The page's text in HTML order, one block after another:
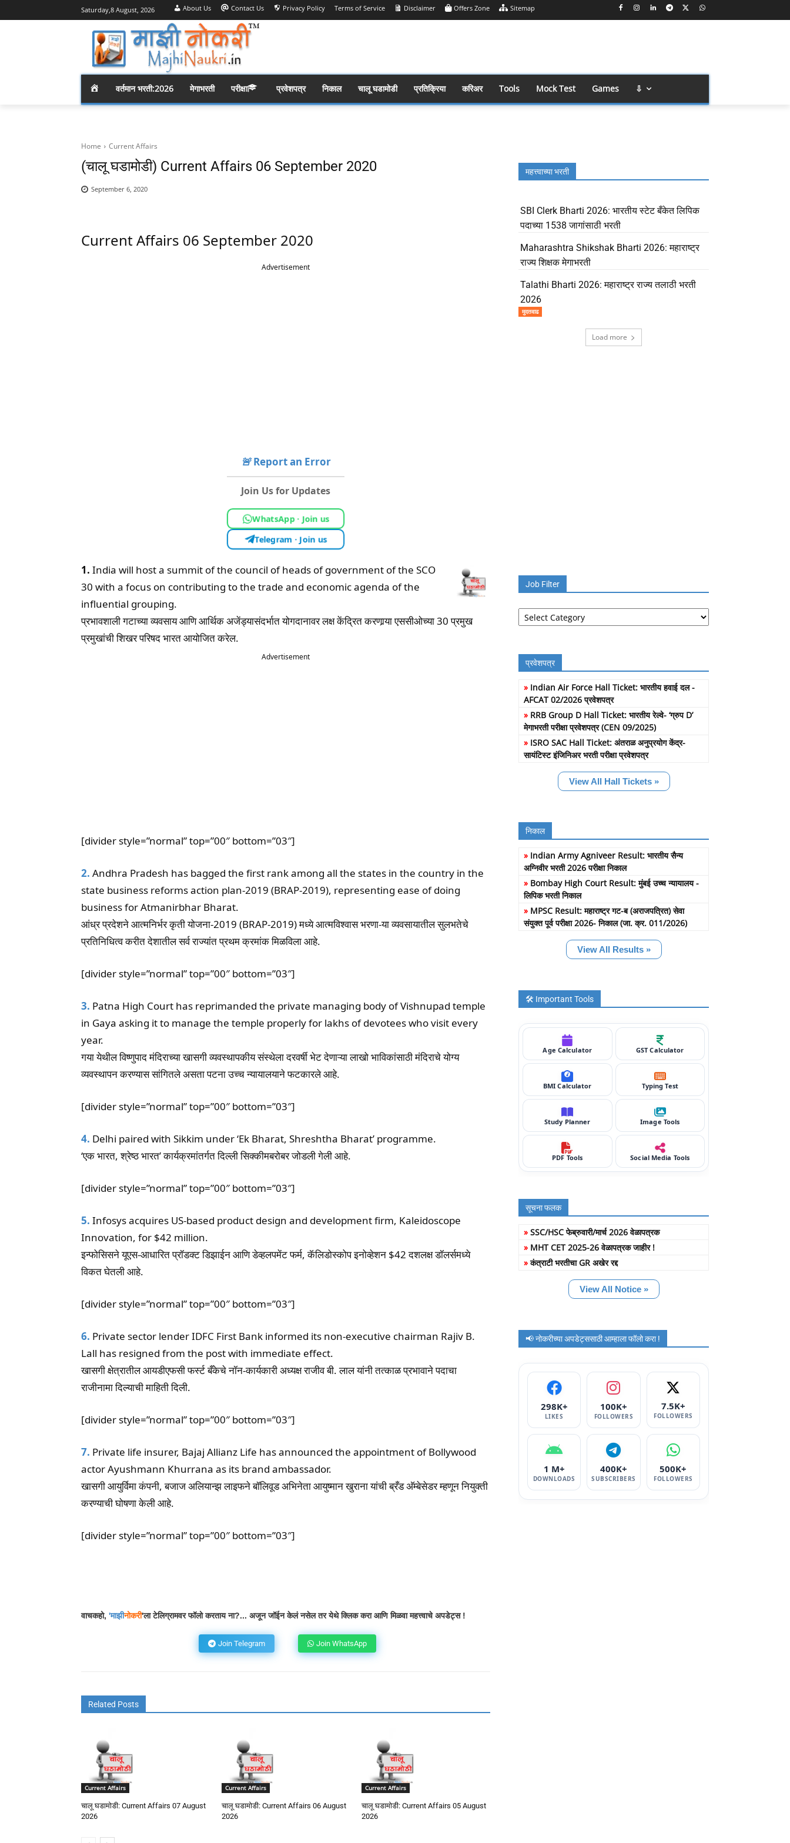
Saturday,8 August, 2026 About Us Contact Us Privacy Policy Terms of Service Disclaimer Offers Zone Sitemap
M
E
वर्तमान भरती:2026 मेगाभरती परीक्षा प्रवेशपत्र निकाल चालू घडामोडी प्रतिक्रिया करिअर Tools Mock Test Games ⇩
Home Current Affairs
(चालू घडामोडी) Current Affairs 06 September 2020
September 6, 2020
Current Affairs 06 September 2020
Advertisement
🚨Report an Error
Join Us for Updates
WhatsApp · Join us
Telegram · Join us
1. India will host a summit of the council of heads of government of the SCO
30 with a focus on contributing to the trade and economic agenda of the
influential grouping.
प्रभावशाली गटाच्या व्यवसाय आणि आर्थिक अजेंड्यासंदर्भात योगदानावर लक्ष केंद्रित करणार्‍या एससीओच्या 30 प्रमुख
प्रमुखांची शिखर परिषद भारत आयोजित करेल.
Advertisement
[divider style=”normal” top=”00″ bottom=”03″]
2. Andhra Pradesh has bagged the first rank among all the states in the country in the
state business reforms action plan-2019 (BRAP-2019), representing ease of doing
business for Atmanirbhar Bharat.
आंध्र प्रदेशने आत्मनिर्भर कृती योजना-2019 (BRAP-2019) मध्ये आत्मविश्वास भरणा-या व्यवसायातील सुलभतेचे
प्रतिनिधित्व करीत देशातील सर्व राज्यांत प्रथम क्रमांक मिळविला आहे.
[divider style=”normal” top=”00″ bottom=”03″]
3. Patna High Court has reprimanded the private managing body of Vishnupad temple
in Gaya asking it to manage the temple properly for lakhs of devotees who visit every
year.
गया येथील विष्णुपाद मंदिराच्या खासगी व्यवस्थापकीय संस्थेला दरवर्षी भेट देणाऱ्या लाखो भाविकांसाठी मंदिराचे योग्य
व्यवस्थापन करण्यास सांगितले असता पटना उच्च न्यायालयाने फटकारले आहे.
[divider style=”normal” top=”00″ bottom=”03″]
4. Delhi paired with Sikkim under ‘Ek Bharat, Shreshtha Bharat’ programme.
‘एक भारत, श्रेष्ठ भारत’ कार्यक्रमांतर्गत दिल्ली सिक्कीमबरोबर जोडली गेली आहे.
[divider style=”normal” top=”00″ bottom=”03″]
5. Infosys acquires US-based product design and development firm, Kaleidoscope
Innovation, for $42 million.
इन्फोसिसने यूएस-आधारित प्रॉडक्ट डिझाईन आणि डेव्हलपमेंट फर्म, कॅलिडोस्कोप इनोव्हेशन $42 दशलक्ष डॉलर्समध्ये
विकत घेतली आहे.
[divider style=”normal” top=”00″ bottom=”03″]
6. Private sector lender IDFC First Bank informed its non-executive chairman Rajiv B.
Lall has resigned from the post with immediate effect.
खासगी क्षेत्रातील आयडीएफसी फर्स्ट बँकेचे नॉन-कार्यकारी अध्यक्ष राजीव बी. लाल यांनी तत्काळ प्रभावाने पदाचा
राजीनामा दिल्याची माहिती दिली.
[divider style=”normal” top=”00″ bottom=”03″]
7. Private life insurer, Bajaj Allianz Life has announced the appointment of Bollywood
actor Ayushmann Khurrana as its brand ambassador.
खासगी आयुर्विमा कंपनी, बजाज अलियान्झ लाइफने बॉलिवूड अभिनेता आयुष्मान खुराना यांची ब्रँड अ‍ॅम्बेसेडर म्हणून नियुक्ती
करण्याची घोषणा केली आहे.
[divider style=”normal” top=”00″ bottom=”03″]
वाचकहो, 'माझीनोकरी'ला टेलिग्रामवर फॉलो करताय ना?... अजून जॉईन केलं नसेल तर येथे क्लिक करा आणि मिळवा महत्त्वाचे अपडेट्स !
Join Telegram Join WhatsApp
Related Posts
Current Affairs
चालू घडामोडी: Current Affairs 07 August
2026
Current Affairs
चालू घडामोडी: Current Affairs 06 August
2026
Current Affairs
चालू घडामोडी: Current Affairs 05 August
2026
महत्त्वाच्या भरती
SBI Clerk Bharti 2026: भारतीय स्टेट बँकेत लिपिक
पदाच्या 1538 जागांसाठी भरती
Maharashtra Shikshak Bharti 2026: महाराष्ट्र
राज्य शिक्षक मेगाभरती
Talathi Bharti 2026: महाराष्ट्र राज्य तलाठी भरती
2026
मुदतवाढ
Load more
Job Filter
Job
Filter
प्रवेशपत्र
» Indian Air Force Hall Ticket: भारतीय हवाई दल -
AFCAT 02/2026 प्रवेशपत्र
» RRB Group D Hall Ticket: भारतीय रेल्वे- ‘ग्रुप D’
मेगाभरती परीक्षा प्रवेशपत्र (CEN 09/2025)
» ISRO SAC Hall Ticket: अंतराळ अनुप्रयोग केंद्र-
सायंटिस्ट इंजिनिअर भरती परीक्षा प्रवेशपत्र
View All Hall Tickets »
निकाल
» Indian Army Agniveer Result: भारतीय सैन्य
अग्निवीर भरती 2026 परीक्षा निकाल
» Bombay High Court Result: मुंबई उच्च न्यायालय -
लिपिक भरती निकाल
» MPSC Result: महाराष्ट्र गट-ब (अराजपत्रित) सेवा
संयुक्त पूर्व परीक्षा 2026- निकाल (जा. क्र. 011/2026)
View All Results »
🛠️ Important Tools
Age Calculator GST Calculator
BMI Calculator Typing Test
Study Planner Image Tools
PDF Tools Social Media Tools
सूचना फलक
» SSC/HSC फेब्रुवारी/मार्च 2026 वेळापत्रक
» MHT CET 2025-26 वेळापत्रक जाहीर !
»कंत्राटी भरतीचा GR अखेर रद्द
View All Notice »
📢 नोकरीच्या अपडेट्ससाठी आम्हाला फॉलो करा !
298K+
LIKES
100K+
FOLLOWERS
7.5K+
FOLLOWERS
1 M+
DOWNLOADS
400K+
SUBSCRIBERS
500K+
FOLLOWERS